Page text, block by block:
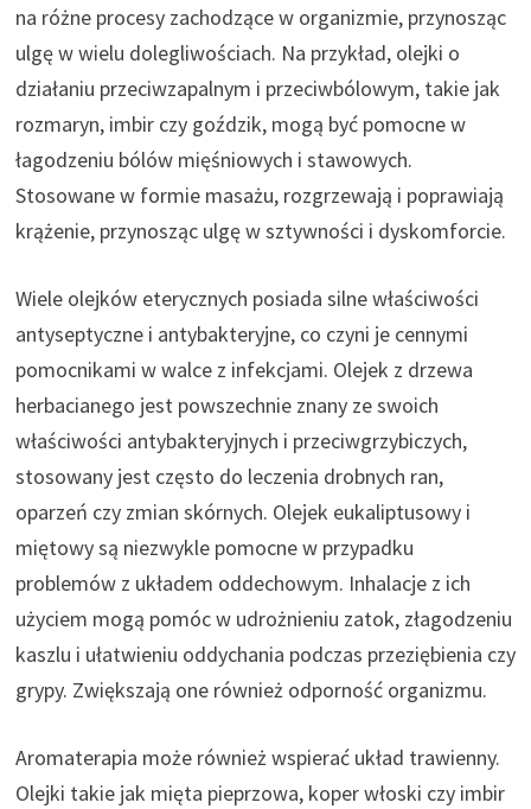
na różne procesy zachodzące w organizmie, przynosząc
ulgę w wielu dolegliwościach. Na przykład, olejki o
działaniu przeciwzapalnym i przeciwbólowym, takie jak
rozmaryn, imbir czy goździk, mogą być pomocne w
łagodzeniu bólów mięśniowych i stawowych.
Stosowane w formie masażu, rozgrzewają i poprawiają
krążenie, przynosząc ulgę w sztywności i dyskomforcie.
Wiele olejków eterycznych posiada silne właściwości
antyseptyczne i antybakteryjne, co czyni je cennymi
pomocnikami w walce z infekcjami. Olejek z drzewa
herbacianego jest powszechnie znany ze swoich
właściwości antybakteryjnych i przeciwgrzybiczych,
stosowany jest często do leczenia drobnych ran,
oparzeń czy zmian skórnych. Olejek eukaliptusowy i
miętowy są niezwykle pomocne w przypadku
problemów z układem oddechowym. Inhalacje z ich
użyciem mogą pomóc w udrożnieniu zatok, złagodzeniu
kaszlu i ułatwieniu oddychania podczas przeziębienia czy
grypy. Zwiększają one również odporność organizmu.
Aromaterapia może również wspierać układ trawienny.
Olejki takie jak mięta pieprzowa, koper włoski czy imbir